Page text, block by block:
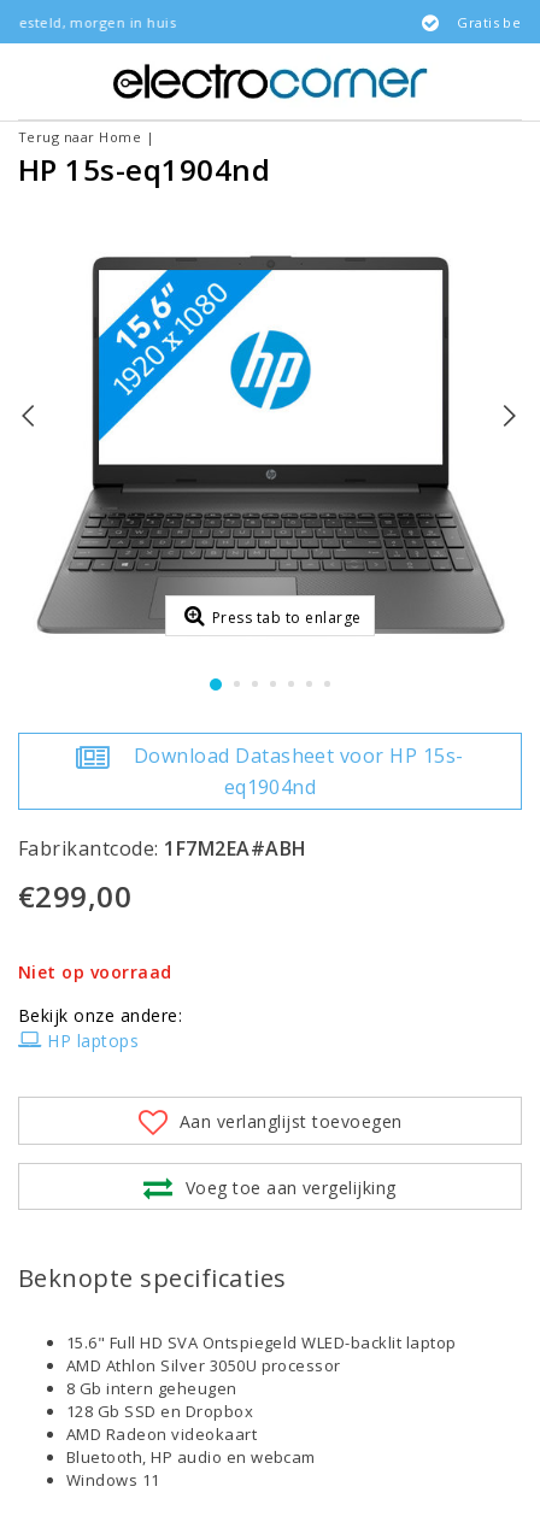
in huis Gratis bezorgd
Terug naar Home |
HP 15s-eq1904nd
Press tab to enlarge
Download Datasheet voor HP 15s-
eq1904nd
Fabrikantcode: 1F7M2EA#ABH
€299,00
Niet op voorraad
Bekijk onze andere:
HP laptops
Aan verlanglijst toevoegen
Voeg toe aan vergelijking
Beknopte specificaties
15.6" Full HD SVA Ontspiegeld WLED-backlit laptop
AMD Athlon Silver 3050U processor
8 Gb intern geheugen
128 Gb SSD en Dropbox
AMD Radeon videokaart
Bluetooth, HP audio en webcam
Windows 11